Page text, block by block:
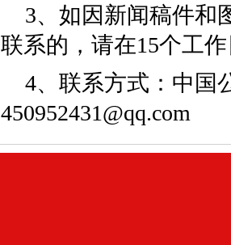
3、如因新闻稿件和
联系的，请在15个工
4、联系方式：中国
450952431@qq.com